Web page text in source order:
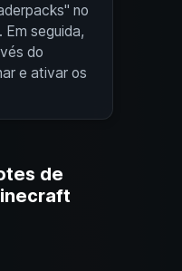
no
seguida,
do
e ativar os
de